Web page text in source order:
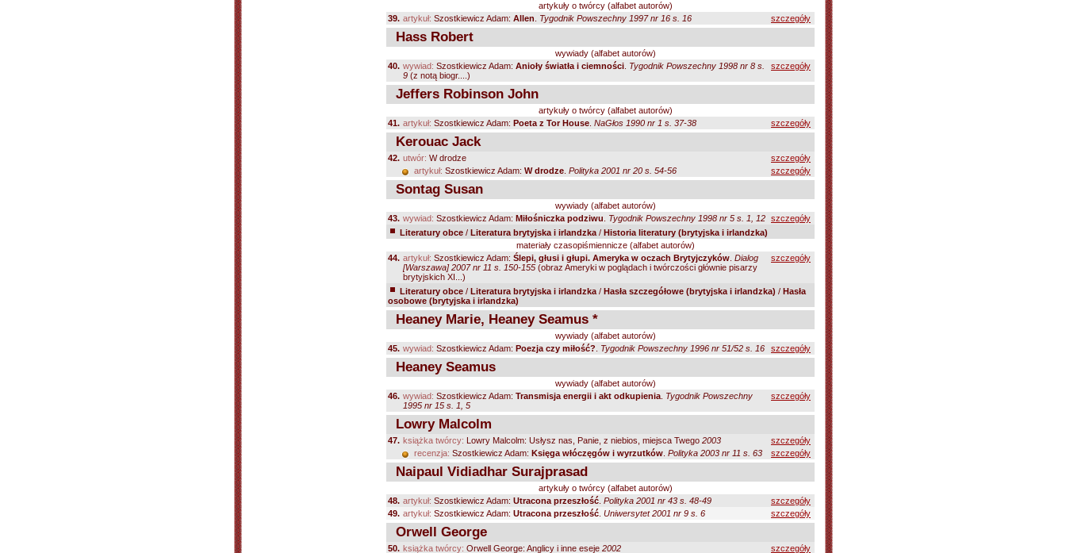
artykuły o twórcy (alfabet autorów)
39. artykuł: Szostkiewicz Adam: Allen Tygodnik Powszechny 1997 nr 16 s. 16 szczegóły
Hass Robert
wywiady (alfabet autorów)
40. wywiad: Szostkiewicz Adam: Anioły światła i ciemności Tygodnik Powszechny 1998 nr 8 s.
9 (z notą biogr....)
szczegóły
Jeffers Robinson John
artykuły o twórcy (alfabet autorów)
41. artykuł: Szostkiewicz Adam: Poeta z Tor House NaGłos 1990 nr 1 s. 37-38 szczegóły
Kerouac Jack
42. utwór: W drodze
szczegóły
artykuł: Szostkiewicz Adam: W drodze Polityka 2001 nr 20 s. 54-56 szczegóły
Sontag Susan
wywiady (alfabet autorów)
43. wywiad: Szostkiewicz Adam: Miłośniczka podziwu Tygodnik Powszechny 1998 nr 5 s. 1, 12 szczegóły
Literatury obce / Literatura brytyjska i irlandzka / Historia literatury (brytyjska i irlandzka)
materiały czasopiśmiennicze (alfabet autorów)
44. artykuł: Szostkiewicz Adam: Ślepi, głusi i głupi. Ameryka w oczach Brytyjczyków Dialog
[Warszawa] 2007 nr 11 s. 150-155 (obraz Ameryki w poglądach i twórczości głównie pisarzy
brytyjskich XI...)
szczegóły
Literatury obce / Literatura brytyjska i irlandzka / Hasła szczegółowe (brytyjska i irlandzka) / Hasła
osobowe (brytyjska i irlandzka)
Heaney Marie, Heaney Seamus *
wywiady (alfabet autorów)
45. wywiad: Szostkiewicz Adam: Poezja czy miłość? Tygodnik Powszechny 1996 nr 51/52 s. 16 szczegóły
Heaney Seamus
wywiady (alfabet autorów)
46. wywiad: Szostkiewicz Adam: Transmisja energii i akt odkupienia Tygodnik Powszechny
1995 nr 15 s. 1, 5
szczegóły
Lowry Malcolm
47. książka twórcy: Lowry Malcolm: Usłysz nas, Panie, z niebios, miejsca Twego 2003
szczegóły
recenzja: Szostkiewicz Adam: Księga włóczęgów i wyrzutków Polityka 2003 nr 11 s. 63 szczegóły
Naipaul Vidiadhar Surajprasad
artykuły o twórcy (alfabet autorów)
48. artykuł: Szostkiewicz Adam: Utracona przeszłość Polityka 2001 nr 43 s. 48-49
szczegóły
49. artykuł: Szostkiewicz Adam: Utracona przeszłość Uniwersytet 2001 nr 9 s. 6 szczegóły
Orwell George
50. książka twórcy: Orwell George: Anglicy i inne eseje 2002 szczegóły